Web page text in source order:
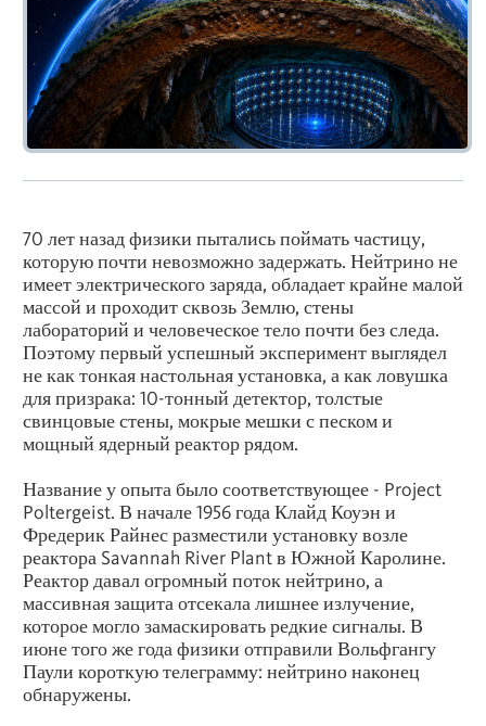
70 лет назад физики пытались поймать частицу,
которую почти невозможно задержать. Нейтрино не
имеет электрического заряда, обладает крайне малой
массой и проходит сквозь Землю, стены
лабораторий и человеческое тело почти без следа.
Поэтому первый успешный эксперимент выглядел
не как тонкая настольная установка, а как ловушка
для призрака: 10-тонный детектор, толстые
свинцовые стены, мокрые мешки с песком и
мощный ядерный реактор рядом.
Название у опыта было соответствующее - Project
Poltergeist. В начале 1956 года Клайд Коуэн и
Фредерик Райнес разместили установку возле
реактора Savannah River Plant в Южной Каролине.
Реактор давал огромный поток нейтрино, а
массивная защита отсекала лишнее излучение,
которое могло замаскировать редкие сигналы. В
июне того же года физики отправили Вольфгангу
Паули короткую телеграмму: нейтрино наконец
обнаружены.